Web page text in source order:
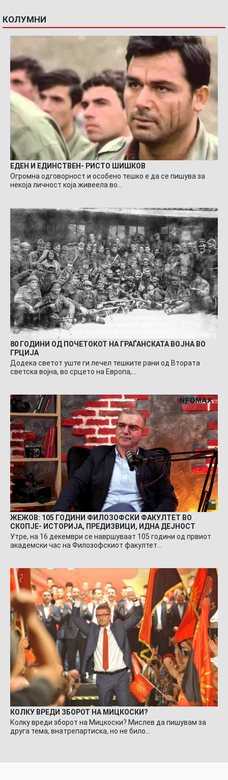
КОЛУМНИ
ЕДЕН И ЕДИНСТВЕН- РИСТО ШИШКОВ
Огромна одговорност и особено тешко е да се пишува за
некоја личност која живеела во…
80 ГОДИНИ ОД ПОЧЕТОКОТ НА ГРАЃАНСКАТА ВОЈНА ВО
ГРЦИЈА
Додека светот уште ги лечел тешките рани од Втората
светска војна, во срцето на Европа,…
ЖЕЖОВ: 105 ГОДИНИ ФИЛОЗОФСКИ ФАКУЛТЕТ ВО
СКОПЈЕ- ИСТОРИЈА, ПРЕДИЗВИЦИ, ИДНА ДЕЈНОСТ
Утре, на 16 декември се навршуваат 105 години од првиот
академски час на Филозофскиот факултет…
КОЛКУ ВРЕДИ ЗБОРОТ НА МИЦКОСКИ?
Колку вреди зборот на Мицкоски? Мислев да пишувам за
друга тема, внатрепартиска, но не било…